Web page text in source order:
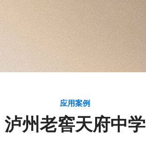
应用案例
泸州老窖天府中学